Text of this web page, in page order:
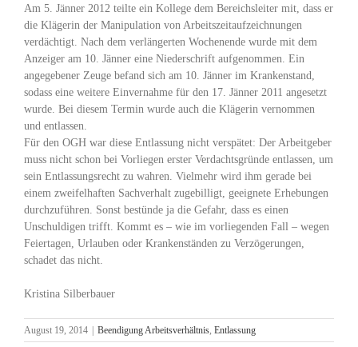
Am 5. Jänner 2012 teilte ein Kollege dem Bereichsleiter mit, dass er
die Klägerin der Manipulation von Arbeitszeitaufzeichnungen
verdächtigt. Nach dem verlängerten Wochenende wurde mit dem
Anzeiger am 10. Jänner eine Niederschrift aufgenommen. Ein
angegebener Zeuge befand sich am 10. Jänner im Krankenstand,
sodass eine weitere Einvernahme für den 17. Jänner 2011 angesetzt
wurde. Bei diesem Termin wurde auch die Klägerin vernommen
und entlassen.
Für den OGH war diese Entlassung nicht verspätet: Der Arbeitgeber
muss nicht schon bei Vorliegen erster Verdachtsgründe entlassen, um
sein Entlassungsrecht zu wahren. Vielmehr wird ihm gerade bei
einem zweifelhaften Sachverhalt zugebilligt, geeignete Erhebungen
durchzuführen. Sonst bestünde ja die Gefahr, dass es einen
Unschuldigen trifft. Kommt es – wie im vorliegenden Fall – wegen
Feiertagen, Urlauben oder Krankenständen zu Verzögerungen,
schadet das nicht.
Kristina Silberbauer
August 19, 2014 Beendigung Arbeitsverhältnis, Entlassung